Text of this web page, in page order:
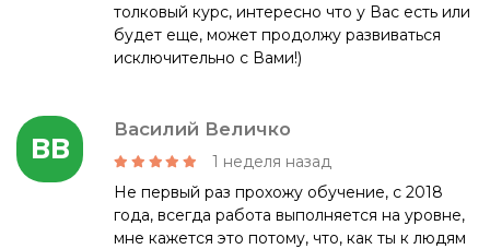
толковый курс, интересно что у Вас есть или
будет еще, может продолжу развиваться
исключительно с Вами!)
ВВ
Василий Величко
1 неделя назад
Не первый раз прохожу обучение, с 2018
года, всегда работа выполняется на уровне,
мне кажется это потому, что, как ты к людям